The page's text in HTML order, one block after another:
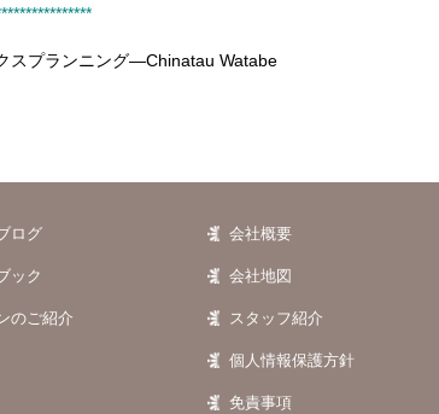
スプランニング―Chinatau Watabe
ログ
ック
のご紹介
会社概要
会社地図
スタッフ紹介
個人情報保護方針
免責事項